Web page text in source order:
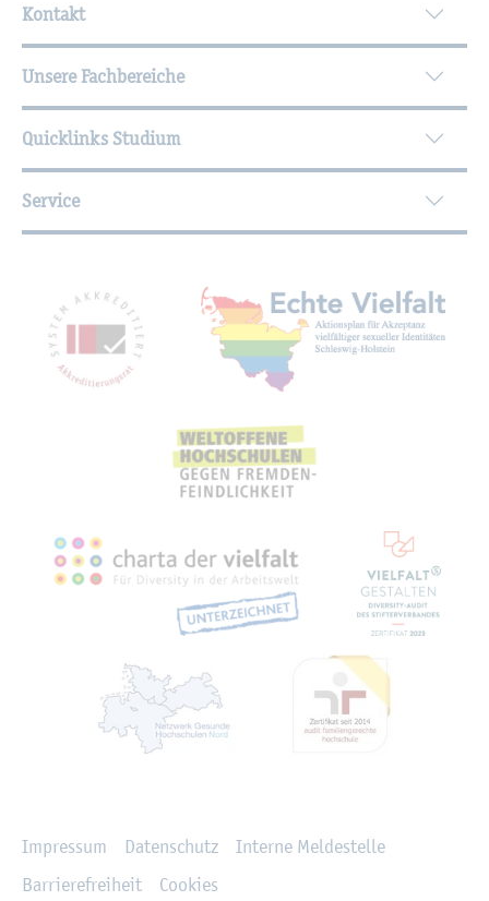
Kontakt
Unsere Fachbereiche
Quicklinks Studium
Service
Mit­glied­schaf­ten,
Im­pres­sum Da­ten­schutz
In­ter­ne Mel­de­stel­le
Bar­rie­re­frei­heit
Coo­kies